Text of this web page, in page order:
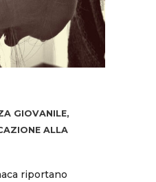
GIOVANILE,
ALLA
riportano